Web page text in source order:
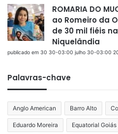
ROMARIA DO
ao Romeiro da
de 30 mil fiéis
Niquelândia
publicado em 30 30-03:00 julho 30-03:00
Palavras-chave
Anglo American Barro Alto
Eduardo Moreira Equatorial Goiás